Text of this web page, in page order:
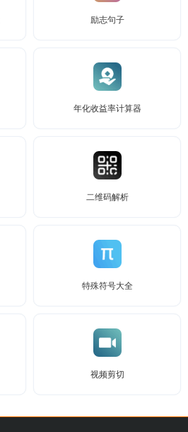
励志句子
年化收益率计算器
二维码解析
特殊符号大全
视频剪切